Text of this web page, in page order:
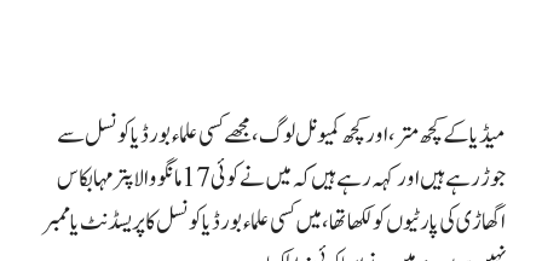
میڈیا کے کچھ متر، اور کچھ کمیونل لوگ، مجھے کسی علماء بورڈ یا کونسل سے
جوڑ رہے ہیں اور کہہ رہے ہیں کہ میں نے کوئی 17 مانگو والا پتر مہابکاس
اگھاڑی کی پارٹیوں کو لکھا تھا، میں کسی علماء بورڈ یا کونسل کا پریسڈنٹ یا ممبر